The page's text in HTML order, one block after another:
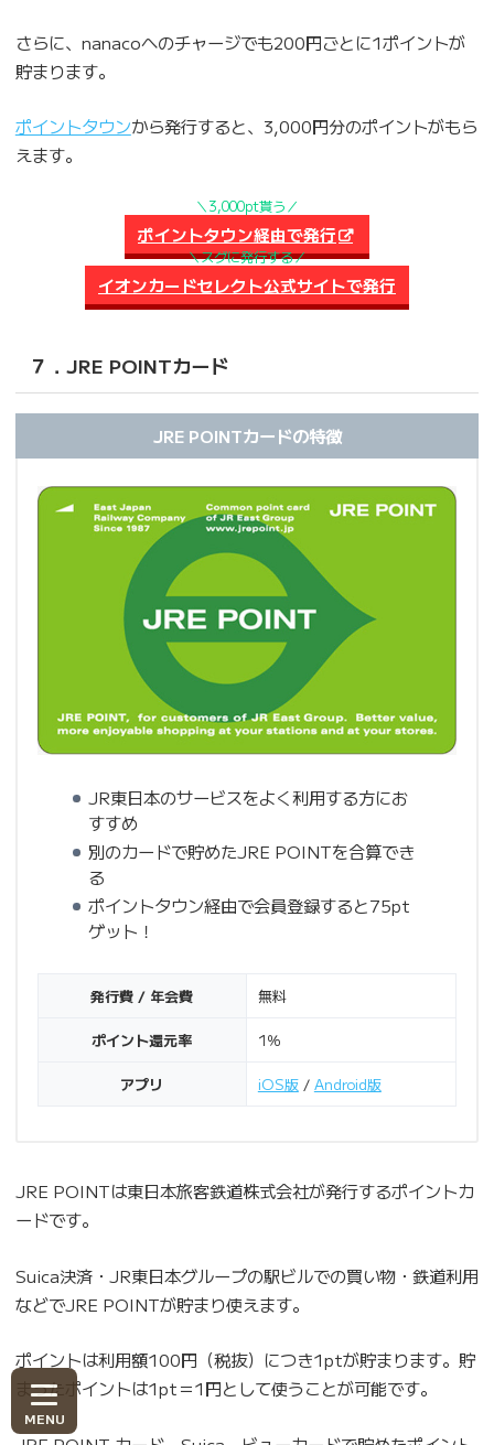
さらに、nanacoへのチャージでも200円ごとに1ポイントが
貯まります。
ポイントタウンから発行すると、3,000円分のポイントがもら
えます。
＼3,000pt貰う／
ポイントタウン経由で発行
＼スグに発行する／
イオンカードセレクト公式サイトで発行
７．JRE POINTカード
JRE POINTカードの特徴
JR東日本のサービスをよく利用する方にお
すすめ
別のカードで貯めたJRE POINTを合算でき
る
ポイントタウン経由で会員登録すると75pt
ゲット！
発行費 / 年会費 無料
ポイント還元率 1％
アプリ iOS版/ Android版
JRE POINTは東日本旅客鉄道株式会社が発行するポイントカ
ードです。
Suica決済・JR東日本グループの駅ビルでの買い物・鉄道利用
などでJRE POINTが貯まり使えます。
ポイントは利用額100円（税抜）につき1ptが貯まります。貯
まったポイントは1pt＝1円として使うことが可能です。